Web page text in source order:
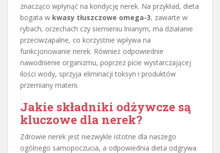
znacząco wpłynąć na kondycję nerek. Na przykład, dieta
bogata w kwasy tłuszczowe omega-3, zawarte w
rybach, orzechach czy siemieniu lnianym, ma działanie
przeciwzapalne, co korzystnie wpływa na
funkcjonowanie nerek. Również odpowiednie
nawodnienie organizmu, poprzez picie wystarczającej
ilości wody, sprzyja eliminacji toksyn i produktów
przemiany materii.
Jakie składniki odżywcze są
kluczowe dla nerek?
Zdrowie nerek jest niezwykle istotne dla naszego
ogólnego samopoczucia, a odpowiednia dieta odgrywa